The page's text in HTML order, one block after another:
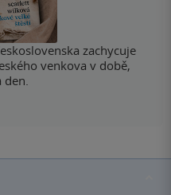
zachycuje
venkova v době,
den.